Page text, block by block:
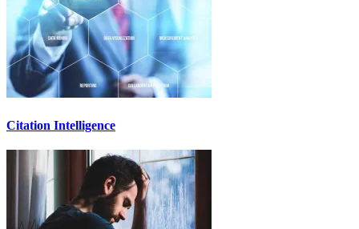
Citation Intelligence